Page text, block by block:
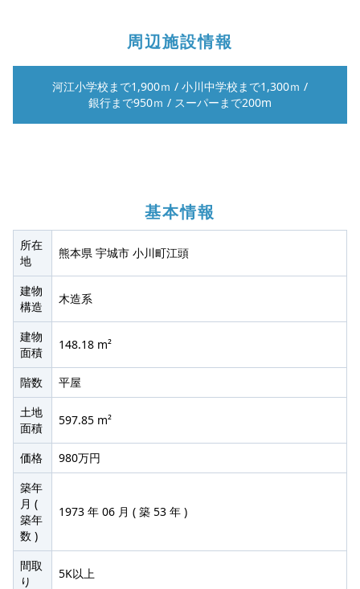
周辺施設情報
河江小学校まで1,900ｍ / 小川中学校まで1,300ｍ /
銀行まで950ｍ / スーパーまで200m
基本情報
所在
地
熊本県 宇城市 小川町江頭
建物
構造
木造系
建物
面積
148.18 m²
階数
平屋
土地
面積
597.85 m²
価格
980万円
築年
月 (
築年
数 )
1973 年 06 月 ( 築 53 年 )
間取
り
5K以上